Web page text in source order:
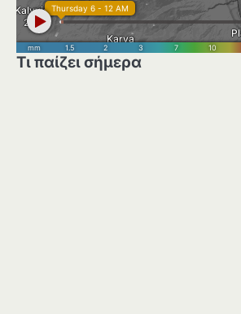
Τι παίζει σήμερα